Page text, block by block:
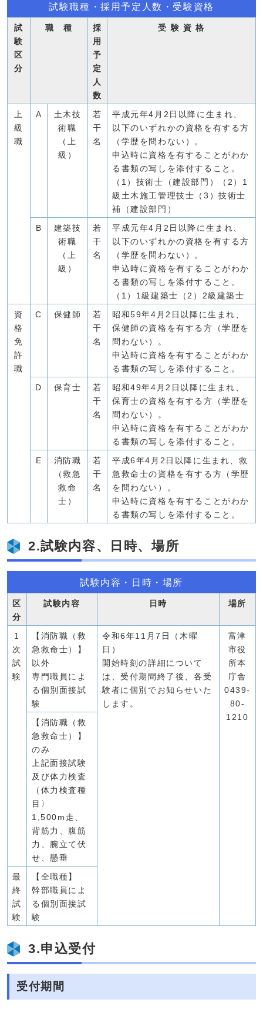
試験職種・採用予定人数・受験資格
試
験
区
分
職 種
採
用
予
定
人
数
受 験 資 格
上
級
職
A
土木技
術職
（上
級）
若
干
名
平成元年4月2日以降に生まれ、
以下のいずれかの資格を有する方
（学歴を問わない）。
申込時に資格を有することがわか
る書類の写しを添付すること。
（1）技術士（建設部門）（2）1
級土木施工管理技士（3）技術士
補（建設部門）
B
建築技
術職
（上
級）
若
干
名
平成元年4月2日以降に生まれ、
以下のいずれかの資格を有する方
（学歴を問わない）。
申込時に資格を有することがわか
る書類の写しを添付すること。
（1）1級建築士（2）2級建築士
資
格
免
許
職
C 保健師
若
干
名
昭和59年4月2日以降に生まれ、
保健師の資格を有する方（学歴を
問わない）。
申込時に資格を有することがわか
る書類の写しを添付すること。
D 保育士
若
干
名
昭和49年4月2日以降に生まれ、
保育士の資格を有する方（学歴を
問わない）。
申込時に資格を有することがわか
る書類の写しを添付すること。
E
消防職
（救急
救命
士）
若
干
名
平成6年4月2日以降に生まれ、救
急救命士の資格を有する方（学歴
を問わない）。
申込時に資格を有することがわか
る書類の写しを添付すること。
2.試験内容、日時、場所
試験内容・日時・場所
区
分
試験内容 日時 場所
1
次
試
験
【消防職（救
急救命士）】
以外
専門職員によ
る個別面接試
験
令和6年11月7日（木曜
日）
開始時刻の詳細について
は、受付期間終了後、各受
験者に個別でお知らせいた
します。
富津
市役
所本
庁舎
0439-
80-
1210
【消防職（救
急救命士）】
のみ
上記面接試験
及び体力検査
（体力検査種
目〉
1,500m走、
背筋力、腹筋
力、腕立て伏
せ、懸垂
最
終
試
験
【全職種】
幹部職員によ
る個別面接試
験
3.申込受付
受付期間